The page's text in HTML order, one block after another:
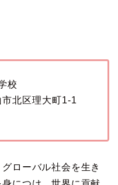
校
北区理大町1-1
ローバル社会を生き